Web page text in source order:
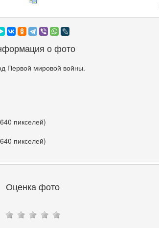
о фото
Первой мировой войны.
пикселей)
пикселей)
Оценка фото